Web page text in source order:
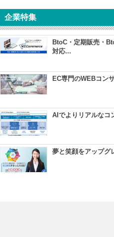
企業特集
BtoC・定期販売・
対応...
EC専門のWEBコン
AIでよりリアルなコ
夢と笑顔をアップグ